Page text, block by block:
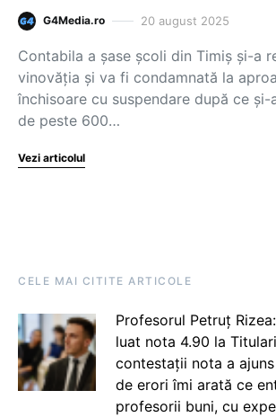
G4Media.ro 20 august 2025
Contabila a şase şcoli din Timiş şi-a
vinovăţia şi va fi condamnată la
închisoare cu suspendare după ce
de peste 600…
Vezi articolul
CELE MAI CITITE ARTICOLE
Profesorul Petruț
luat nota 4.90 la
contestații nota a
de erori îmi arată ce
profesorii buni, cu